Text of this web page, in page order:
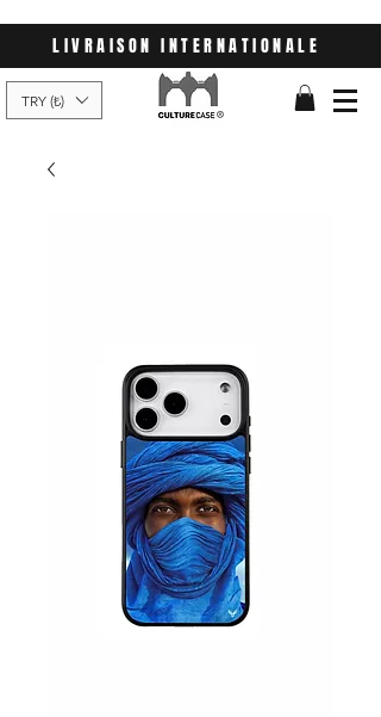
LIVRAISON INTERNATIONALE
TRY (₺)